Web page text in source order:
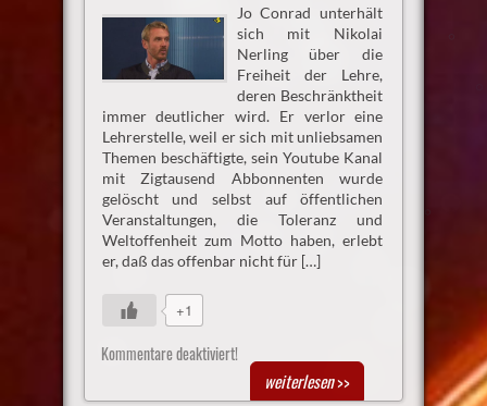
Jo Conrad unterhält
sich mit Nikolai
Nerling über die
Freiheit der Lehre,
deren Beschränktheit
immer deutlicher wird. Er verlor eine
Lehrerstelle, weil er sich mit unliebsamen
Themen beschäftigte, sein Youtube Kanal
mit Zigtausend Abbonnenten wurde
gelöscht und selbst auf öffentlichen
Veranstaltungen, die Toleranz und
Weltoffenheit zum Motto haben, erlebt
er, daß das offenbar nicht für […]
+1
Kommentare deaktiviert!
weiterlesen>>